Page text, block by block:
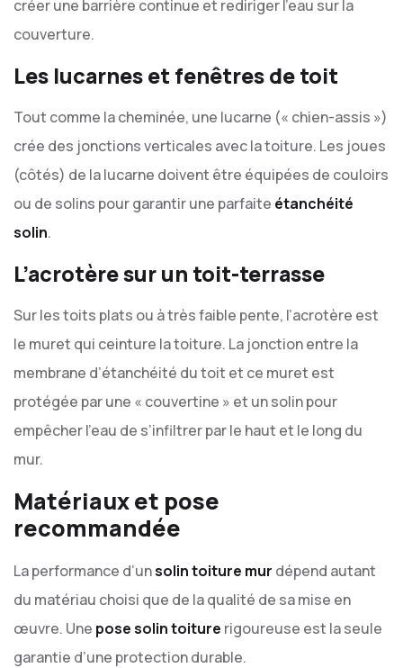
créer une barrière continue et rediriger l’eau sur la
couverture.
Les lucarnes et fenêtres de toit
Tout comme la cheminée, une lucarne (« chien-assis »)
crée des jonctions verticales avec la toiture. Les joues
(côtés) de la lucarne doivent être équipées de couloirs
ou de solins pour garantir une parfaite étanchéité
solin.
L’acrotère sur un toit-terrasse
Sur les toits plats ou à très faible pente, l’acrotère est
le muret qui ceinture la toiture. La jonction entre la
membrane d’étanchéité du toit et ce muret est
protégée par une « couvertine » et un solin pour
empêcher l’eau de s’infiltrer par le haut et le long du
mur.
Matériaux et pose
recommandée
La performance d’unsolin toiture mur dépend autant
du matériau choisi que de la qualité de sa mise en
œuvre. Une pose solin toiture rigoureuse est la seule
garantie d’une protection durable.